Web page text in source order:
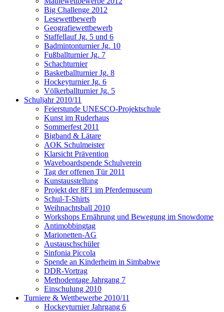
Big Challenge 2012
Lesewettbewerb
Geografiewettbewerb
Staffellauf Jg. 5 und 6
Badmintonturnier Jg. 10
Fußballturnier Jg. 7
Schachturnier
Basketballturnier Jg. 8
Hockeyturnier Jg. 6
Völkerballturnier Jg. 5
Schuljahr 2010/11
Feierstunde UNESCO-Projektschule
Kunst im Ruderhaus
Sommerfest 2011
Bigband & Lätare
AOK Schulmeister
Klarsicht Prävention
Waveboardspende Schulverein
Tag der offenen Tür 2011
Kunstausstellung
Projekt der 8F1 im Pferdemuseum
Schul-T-Shirts
Weihnachtsball 2010
Workshops Ernährung und Bewegung im Snowdome
Antimobbingtag
Marionetten-AG
Austauschschüler
Sinfonia Piccola
Spende an Kinderheim in Simbabwe
DDR-Vortrag
Methodentage Jahrgang 7
Einschulung 2010
Turniere & Wettbewerbe 2010/11
Hockeyturnier Jahrgang 6